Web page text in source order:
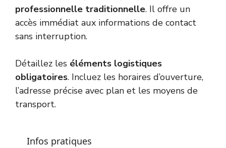
professionnelle traditionnelle. Il offre un
accès immédiat aux informations de contact
sans interruption.
Détaillez les éléments logistiques
obligatoires. Incluez les horaires d’ouverture,
l’adresse précise avec plan et les moyens de
transport.
Infos pratiques